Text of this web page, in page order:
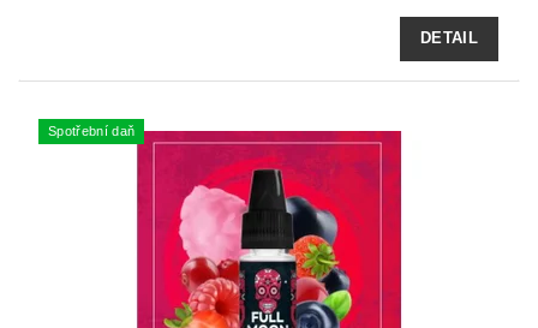
DETAIL
Spotřební daň